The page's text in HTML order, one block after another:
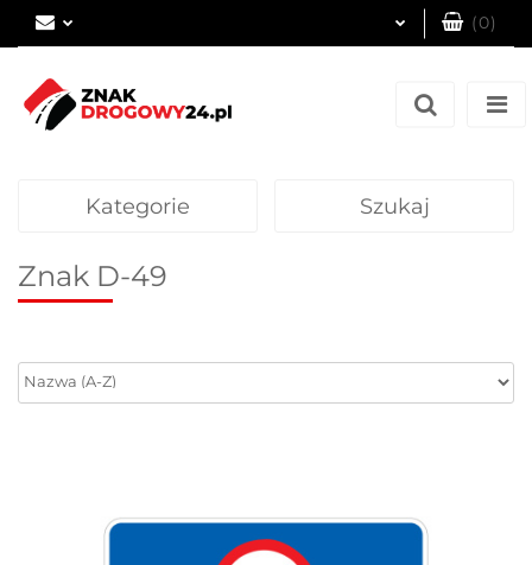
(0)
Kategorie Szukaj
Znak D-49